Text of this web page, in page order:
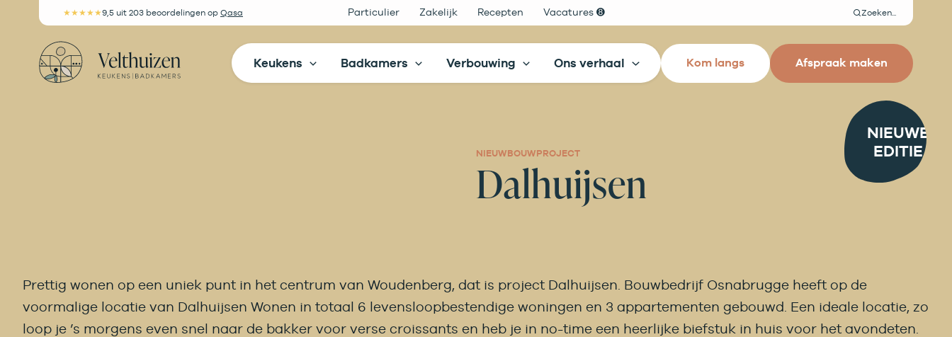
inhoud
★★★★★9,5 uit 203 beoordelingen op Qasa Particulier Zakelijk Recepten Vacatures ➑ Zoeken
Keukens Badkamers Verbouwing Ons verhaal Kom langs Afspraak maken
NIEUWBOUWPROJECT
Dalhuijsen
Prettig wonen op een uniek punt in het centrum van Woudenberg, dat is project Dalhuijsen. Bouwbedrijf Osnabrugge heeft op de
voormalige locatie van Dalhuijsen Wonen in totaal 6 levensloopbestendige woningen en 3 appartementen gebouwd. Een ideale locatie, zo
loop je ’s morgens even snel naar de bakker voor verse croissants en heb je in no-time een heerlijke biefstuk in huis voor het avondeten.
NIEUWE
EDITIE